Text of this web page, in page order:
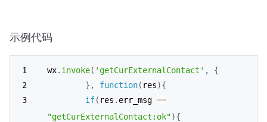
示例代码
wx. invoke( 'getCurExternalContact' ,
{
} , function( res){
if( res . err_msg ==
"getCurExternalContact:ok"){